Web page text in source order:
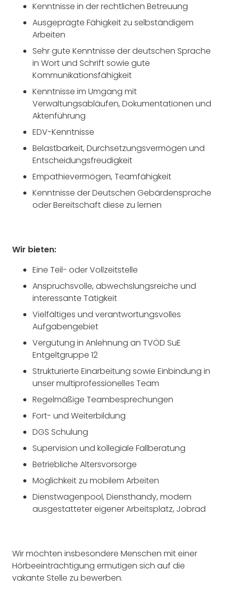
Kenntnisse in der rechtlichen Betreuung
Ausgeprägte Fähigkeit zu selbständigem
Arbeiten
Sehr gute Kenntnisse der deutschen Sprache
in Wort und Schrift sowie gute
Kommunikationsfähigkeit
Kenntnisse im Umgang mit
Verwaltungsabläufen, Dokumentationen und
Aktenführung
EDV-Kenntnisse
Belastbarkeit, Durchsetzungsvermögen und
Entscheidungsfreudigkeit
Empathievermögen, Teamfähigkeit
Kenntnisse der Deutschen Gebärdensprache
oder Bereitschaft diese zu lernen
Wir bieten:
Eine Teil- oder Vollzeitstelle
Anspruchsvolle, abwechslungsreiche und
interessante Tätigkeit
Vielfältiges und verantwortungsvolles
Aufgabengebiet
Vergütung in Anlehnung an TVÖD SuE
Entgeltgruppe 12
Strukturierte Einarbeitung sowie Einbindung in
unser multiprofessionelles Team
Regelmäßige Teambesprechungen
Fort- und Weiterbildung
DGS Schulung
Supervision und kollegiale Fallberatung
Betriebliche Altersvorsorge
Möglichkeit zu mobilem Arbeiten
Dienstwagenpool, Diensthandy, modern
ausgestatteter eigener Arbeitsplatz, Jobrad
Wir möchten insbesondere Menschen mit einer
Hörbeeinträchtigung ermutigen sich auf die
vakante Stelle zu bewerben.